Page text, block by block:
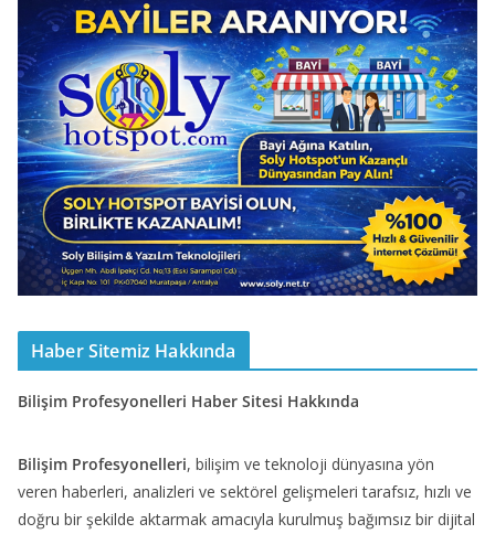
Haber Sitemiz Hakkında
Bilişim Profesyonelleri Haber Sitesi Hakkında
Bilişim Profesyonelleri, bilişim ve teknoloji dünyasına yön
veren haberleri, analizleri ve sektörel gelişmeleri tarafsız, hızlı ve
doğru bir şekilde aktarmak amacıyla kurulmuş bağımsız bir dijital